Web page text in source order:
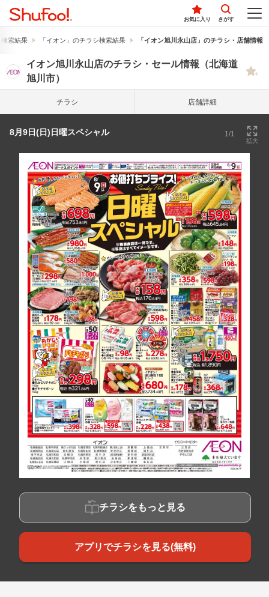
お気に入り さがす
索結果 「イオン」のチラシ検索結果 「イオン旭川永山店」のチラシ・店舗情報
イオン旭川永山店のチラシ・セール情報（北海道
旭川市）
チラシ 店舗詳細
8月9日(日)日曜スペシャル 1/1
拡大
チラシをもっと見る
アプリでチラシを見る(無料)